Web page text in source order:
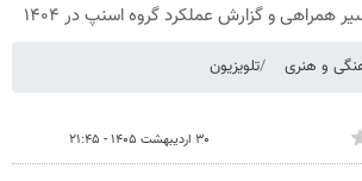
همراهی و گزارش عملکرد گروه اسنپ در ۱۴۰۴
و هنری تلویزیون
۳۰ اردیبهشت ۱۴۰۵ - ۲۱:۴۵